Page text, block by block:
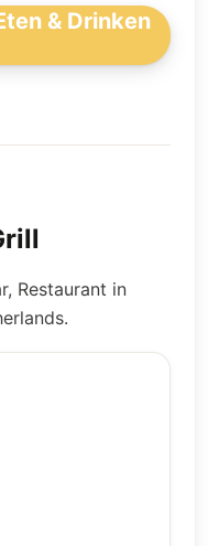
& Drinken
Restaurant in